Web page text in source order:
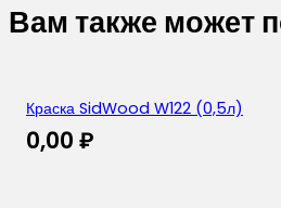
Вам также может
Краска SidWood W122 (0,5л)
0,00 ₽